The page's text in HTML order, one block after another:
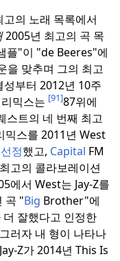
의 노래 목록에서
2005년 최고의 곡 목
플"이 "de Beeres"에
을 맞추며 그의 최고
부터 2012년 10주
믹스는 [91]87위에
스트의 네 번째 최고
믹스를 2011년 West
선정했고, Capital FM
고의 콜라보레이션
에서 West는 Jay-Z를
곡 "Big Brother"에
더 잘했다고 인정한
러자 내 형이 나타나
Z가 2014년 This Is